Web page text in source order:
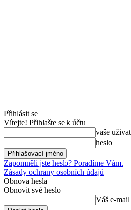
Přihlásit se
Vítejte! Přihlašte se k účtu
vaše
heslo
Zapomněli jste heslo? Poradíme Vám.
Zásady ochrany osobních údajů
Obnova hesla
Obnovit své heslo
Váš e-mail